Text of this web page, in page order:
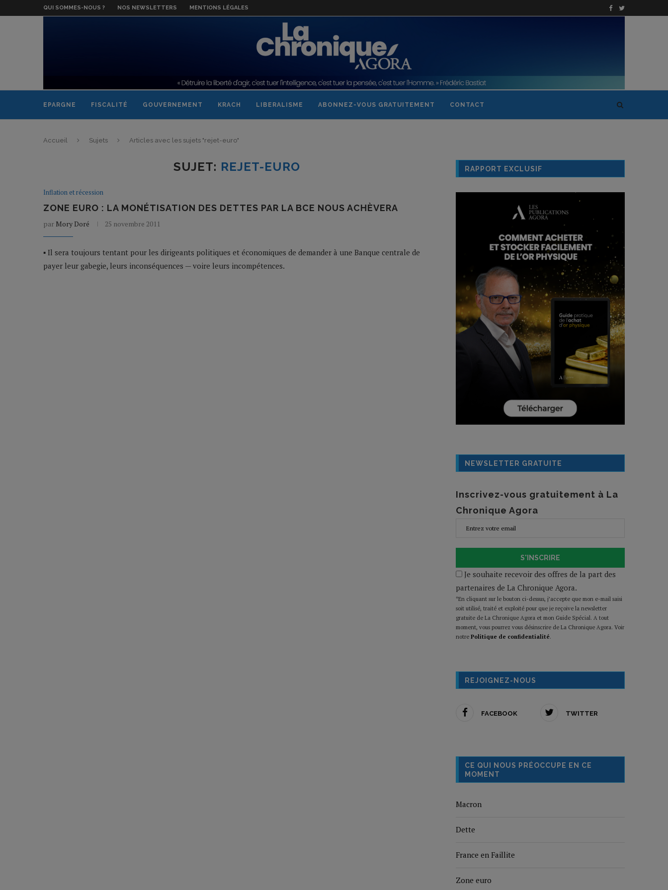
QUI SOMMES-NOUS ? NOS NEWSLETTERS MENTIONS LÉGALES
EPARGNE FISCALITÉ GOUVERNEMENT KRACH LIBERALISME ABONNEZ-VOUS GRATUITEMENT CONTACT
Accueil Sujets Articles avec les sujets "rejet-euro"
SUJET: REJET-EURO
Inflation et récession
ZONE EURO : LA MONÉTISATION DES DETTES PAR LA BCE NOUS ACHÈVERA
par Mory Doré 25 novembre 2011
▪ Il sera toujours tentant pour les dirigeants politiques et économiques de demander à une Banque centrale de
payer leur gabegie, leurs inconséquences — voire leurs incompétences.
RAPPORT EXCLUSIF
NEWSLETTER GRATUITE
Inscrivez-vous gratuitement à La
Chronique Agora
S'INSCRIRE
Je souhaite recevoir des offres de la part des
partenaires de La Chronique Agora.
*En cliquant sur le bouton ci-dessus, j’accepte que mon e-mail saisi
soit utilisé, traité et exploité pour que je reçoive la newsletter
gratuite de La Chronique Agora et mon Guide Spécial. A tout
moment, vous pourrez vous désinscrire de La Chronique Agora. Voir
notre Politique de confidentialité.
REJOIGNEZ-NOUS
FACEBOOK TWITTER
CE QUI NOUS PRÉOCCUPE EN CE
MOMENT
Macron
Dette
France en Faillite
Zone euro